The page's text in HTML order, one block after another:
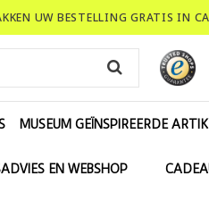
UW BESTELLING GRATIS IN
MUSEUM GEÏNSPIREERDE
EN WEBSHOP